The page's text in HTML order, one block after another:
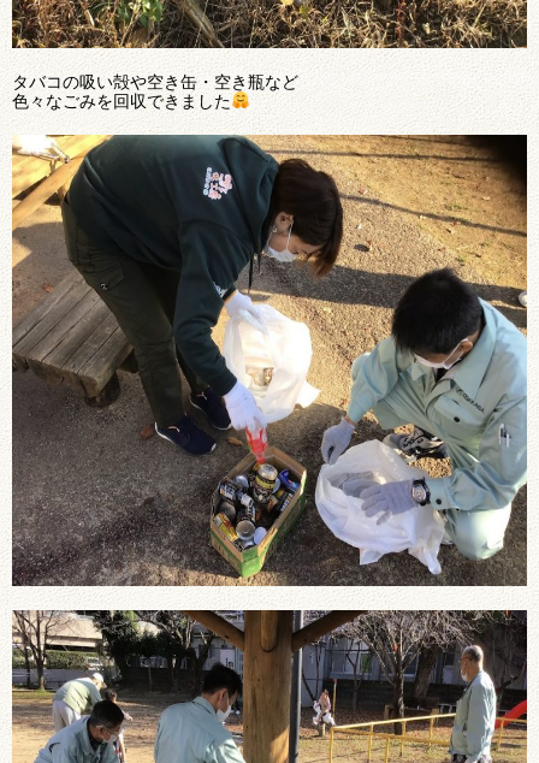
タバコの吸い殻や空き缶・空き瓶など
色々なごみを回収できました